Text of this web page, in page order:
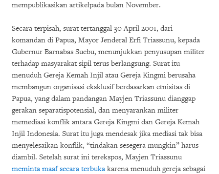
mempublikasikan artikelpada bulan November.
Secara terpisah, surat tertanggal 30 April 2001, dari
komandan di Papua, Mayor Jenderal Erfi Triassunu, kepada
Gubernur Barnabas Suebu, menunjukkan penyusupan militer
terhadap masyarakat sipil terus berlangsung. Surat itu
menuduh Gereja Kemah Injil atau Gereja Kingmi berusaha
membangun organisasi eksklusif berdasarkan etnisitas di
Papua, yang dalam pandangan Mayjen Triassunu dianggap
gerakan separatispotensial, dan menyarankan militer
memediasi konflik antara Gereja Kingmi dan Gereja Kemah
Injil Indonesia. Surat itu juga mendesak jika mediasi tak bisa
menyelesaikan konflik, “tindakan sesegera mungkin” harus
diambil. Setelah surat ini terekspos, Mayjen Triassunu
meminta maaf secara terbuka karena menuduh gereja sebagai